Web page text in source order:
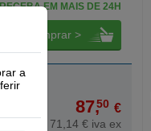
EM MAIS DE 24H
comprar >
87,50 €
71,14 € iva ex
a